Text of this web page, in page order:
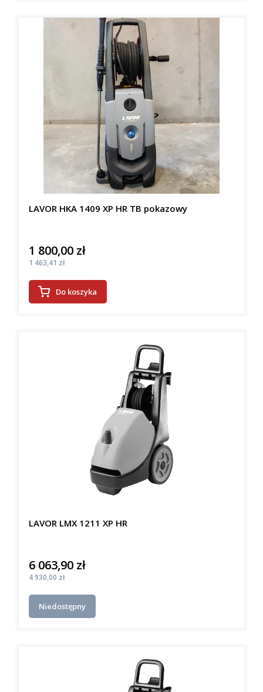
LAVOR HKA 1409 XP HR TB pokazowy
Cena
1 800,00 zł
Cena
1 463,41 zł
Do koszyka
LAVOR LMX 1211 XP HR
Cena
6 063,90 zł
Cena
4 930,00 zł
Niedostępny